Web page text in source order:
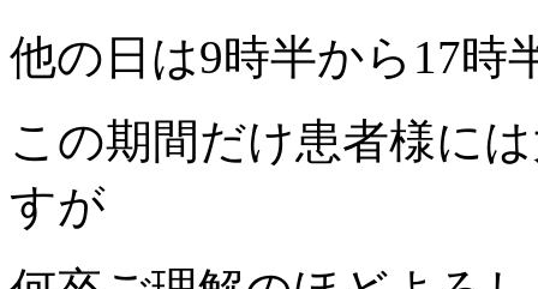
他の日は9時半から17時
この期間だけ患者様に
すが